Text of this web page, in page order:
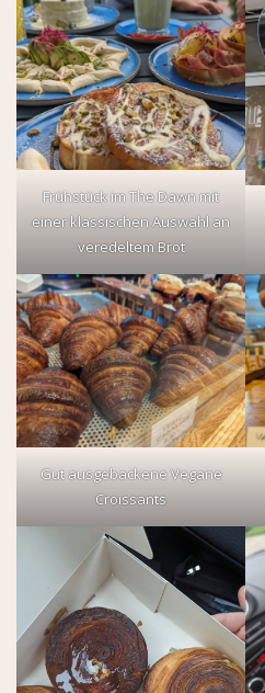
Frühstück im The Dawn mit
einer klassischen Auswahl an
veredeltem Brot
Gut ausgebackene Vegane
Croissants